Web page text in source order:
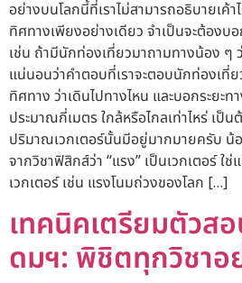
อย่างบนโลกนี้ที่เราไม่สามารถอธิบายเค้
ทิศทางเพียงอย่างเดียว จำเป็นจะต้อง
เช่น ถ้ามีนักท่องเที่ยวมาถามทางน้อง ๆ
แน่นอนว่าคำตอบที่เราจะตอบนักท่องเที่
ทิศทาง ว่าเดินไปทางไหน และบอกระยะ
ประมาณกี่เมตร ใกล้หรือไกลเท่าไหร่ เป็
ปริมาณเวกเตอร์นั้นมีอยู่มากมายครับ น้
จากวิชาฟิสิกส์ว่า “แรง” เป็นเวกเตอร์
เวกเตอร์ เช่น แรงโนมถ่วงของโลก […]
เทคนิคเตรียมตัวสอ
ดมฯ: พิชิตทุกวิชาอ